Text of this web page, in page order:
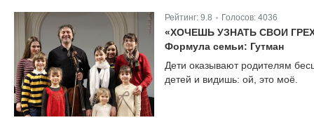
Рейтинг: 9.8 Голосов: 4036
«ХОЧЕШЬ УЗНАТЬ СВОИ
Формула семьи: Гутман
Дети оказывают родителям
детей и видишь: ой, это моё.